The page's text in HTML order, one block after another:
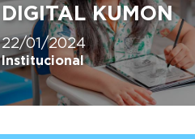
DIGITAL KUMON
22/01/2024
Institucional